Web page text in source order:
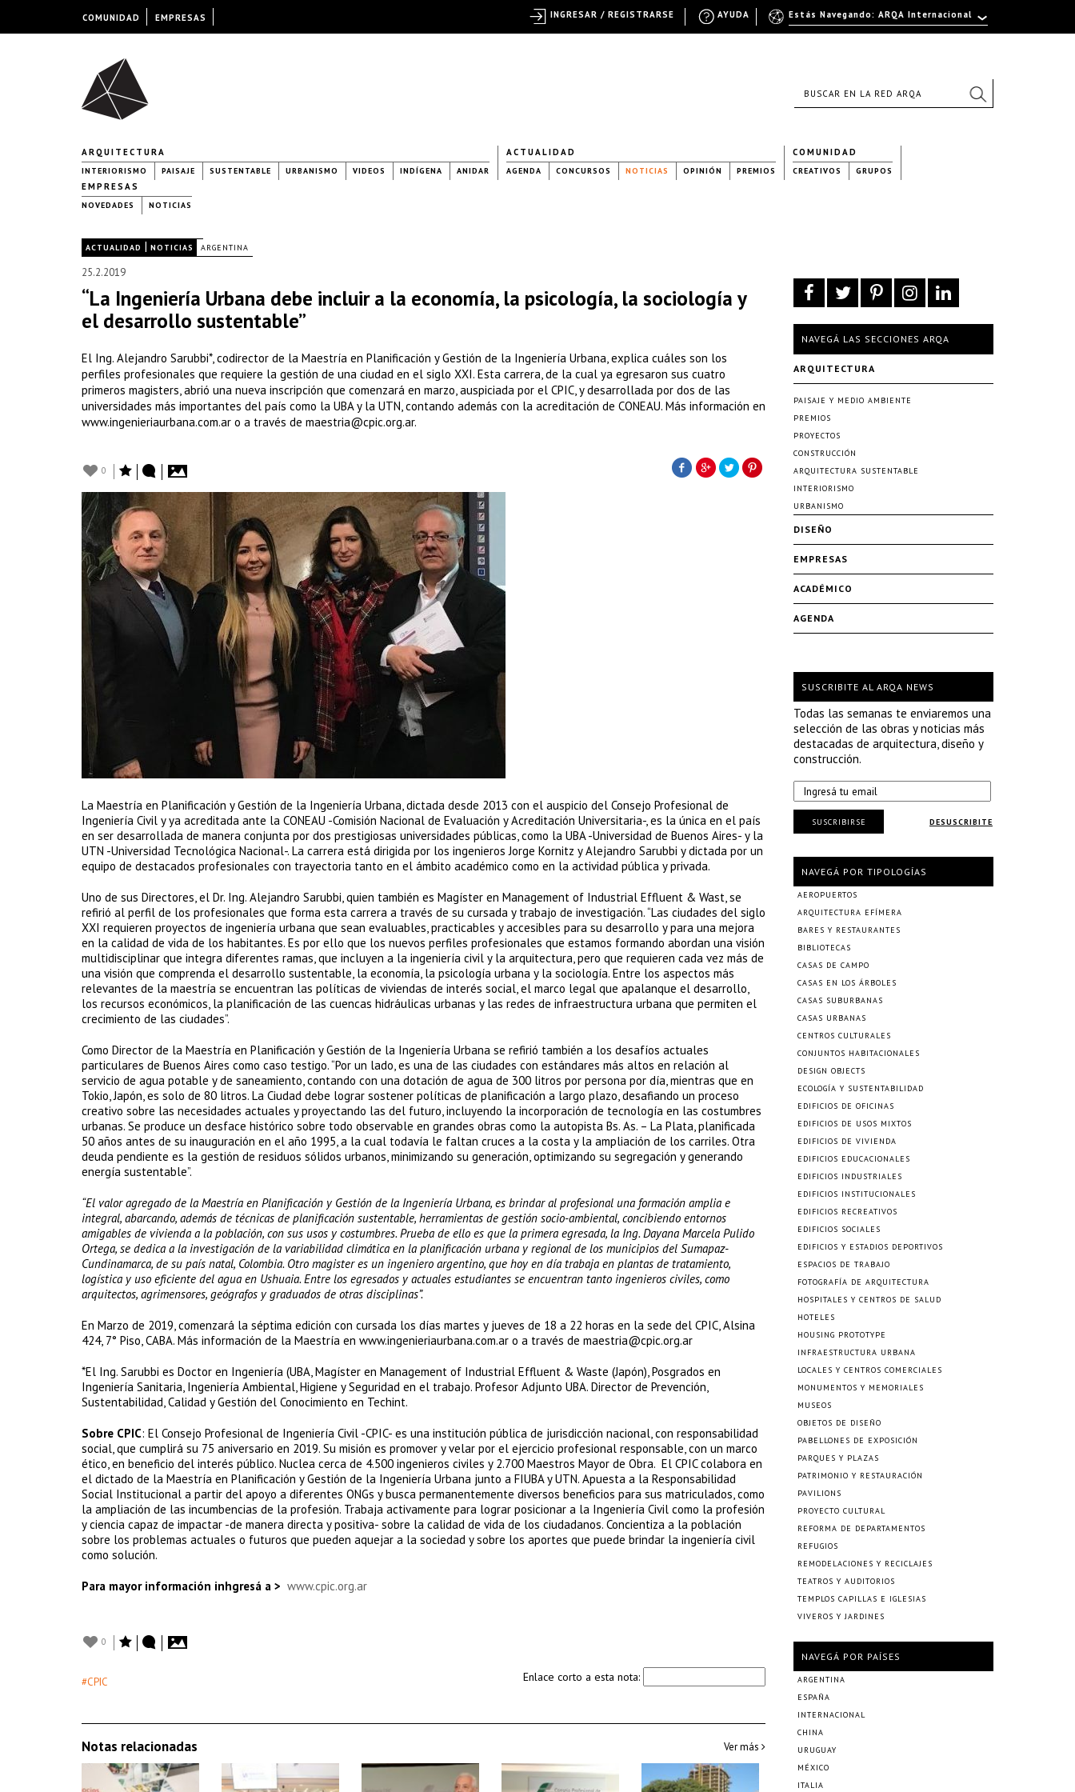
ARQUITECTURA
INTERIORISMO PAISAJE SUSTENTABLE URBANISMO VIDEOS INDÍGENA ANIDAR
ACTUALIDAD
AGENDA CONCURSOS NOTICIAS OPINIÓN PREMIOS
COMUNIDAD
CREATIVOS GRUPOS
EMPRESAS
NOVEDADES NOTICIAS
ACTUALIDAD | NOTICIAS ARGENTINA
25.2.2019
“La Ingeniería Urbana debe incluir a la economía, la psicología, la sociología y
el desarrollo sustentable”
El Ing. Alejandro Sarubbi*, codirector de la Maestría en Planificación y Gestión de la Ingeniería Urbana, explica cuáles son los
perfiles profesionales que requiere la gestión de una ciudad en el siglo XXI. Esta carrera, de la cual ya egresaron sus cuatro
primeros magisters, abrió una nueva inscripción que comenzará en marzo, auspiciada por el CPIC, y desarrollada por dos de las
universidades más importantes del país como la UBA y la UTN, contando además con la acreditación de CONEAU. Más información en
www.ingenieriaurbana.com.ar o a través de maestria@cpic.org.ar.
0
La Maestría en Planificación y Gestión de la Ingeniería Urbana, dictada desde 2013 con el auspicio del Consejo Profesional de
Ingeniería Civil y ya acreditada ante la CONEAU -Comisión Nacional de Evaluación y Acreditación Universitaria-, es la única en el país
en ser desarrollada de manera conjunta por dos prestigiosas universidades públicas, como la UBA -Universidad de Buenos Aires- y la
UTN -Universidad Tecnológica Nacional-. La carrera está dirigida por los ingenieros Jorge Kornitz y Alejandro Sarubbi y dictada por un
equipo de destacados profesionales con trayectoria tanto en el ámbito académico como en la actividad pública y privada.
Uno de sus Directores, el Dr. Ing. Alejandro Sarubbi, quien también es Magíster en Management of Industrial Effluent & Wast, se
refirió al perfil de los profesionales que forma esta carrera a través de su cursada y trabajo de investigación. “Las ciudades del siglo
XXI requieren proyectos de ingeniería urbana que sean evaluables, practicables y accesibles para su desarrollo y para una mejora
en la calidad de vida de los habitantes. Es por ello que los nuevos perfiles profesionales que estamos formando abordan una visión
multidisciplinar que integra diferentes ramas, que incluyen a la ingeniería civil y la arquitectura, pero que requieren cada vez más de
una visión que comprenda el desarrollo sustentable, la economía, la psicología urbana y la sociología. Entre los aspectos más
relevantes de la maestría se encuentran las políticas de viviendas de interés social, el marco legal que apalanque el desarrollo,
los recursos económicos, la planificación de las cuencas hidráulicas urbanas y las redes de infraestructura urbana que permiten el
crecimiento de las ciudades”.
Como Director de la Maestría en Planificación y Gestión de la Ingeniería Urbana se refirió también a los desafíos actuales
particulares de Buenos Aires como caso testigo. “Por un lado, es una de las ciudades con estándares más altos en relación al
servicio de agua potable y de saneamiento, contando con una dotación de agua de 300 litros por persona por día, mientras que en
Tokio, Japón, es solo de 80 litros. La Ciudad debe lograr sostener políticas de planificación a largo plazo, desafiando un proceso
creativo sobre las necesidades actuales y proyectando las del futuro, incluyendo la incorporación de tecnología en las costumbres
urbanas. Se produce un desface histórico sobre todo observable en grandes obras como la autopista Bs. As. – La Plata, planificada
50 años antes de su inauguración en el año 1995, a la cual todavía le faltan cruces a la costa y la ampliación de los carriles. Otra
deuda pendiente es la gestión de residuos sólidos urbanos, minimizando su generación, optimizando su segregación y generando
energía sustentable”.
“El valor agregado de la Maestría en Planificación y Gestión de la Ingeniería Urbana, es brindar al profesional una formación amplia e
integral, abarcando, además de técnicas de planificación sustentable, herramientas de gestión socio-ambiental, concibiendo entornos
amigables de vivienda a la población, con sus usos y costumbres. Prueba de ello es que la primera egresada, la Ing. Dayana Marcela Pulido
Ortega, se dedica a la investigación de la variabilidad climática en la planificación urbana y regional de los municipios del Sumapaz-
Cundinamarca, de su país natal, Colombia. Otro magister es un ingeniero argentino, que hoy en día trabaja en plantas de tratamiento,
logística y uso eficiente del agua en Ushuaia. Entre los egresados y actuales estudiantes se encuentran tanto ingenieros civiles, como
arquitectos, agrimensores, geógrafos y graduados de otras disciplinas”.
En Marzo de 2019, comenzará la séptima edición con cursada los días martes y jueves de 18 a 22 horas en la sede del CPIC, Alsina
424, 7° Piso, CABA. Más información de la Maestría en www.ingenieriaurbana.com.ar o a través de maestria@cpic.org.ar
*El Ing. Sarubbi es Doctor en Ingeniería (UBA, Magíster en Management of Industrial Effluent & Waste (Japón), Posgrados en
Ingeniería Sanitaria, Ingeniería Ambiental, Higiene y Seguridad en el trabajo. Profesor Adjunto UBA. Director de Prevención,
Sustentabilidad, Calidad y Gestión del Conocimiento en Techint.
Sobre CPIC: El Consejo Profesional de Ingeniería Civil -CPIC- es una institución pública de jurisdicción nacional, con responsabilidad
social, que cumplirá su 75 aniversario en 2019. Su misión es promover y velar por el ejercicio profesional responsable, con un marco
ético, en beneficio del interés público. Nuclea cerca de 4.500 ingenieros civiles y 2.700 Maestros Mayor de Obra. El CPIC colabora en
el dictado de la Maestría en Planificación y Gestión de la Ingeniería Urbana junto a FIUBA y UTN. Apuesta a la Responsabilidad
Social Institucional a partir del apoyo a diferentes ONGs y busca permanentemente diversos beneficios para sus matriculados, como
la ampliación de las incumbencias de la profesión. Trabaja activamente para lograr posicionar a la Ingeniería Civil como la profesión
y ciencia capaz de impactar -de manera directa y positiva- sobre la calidad de vida de los ciudadanos. Concientiza a la población
sobre los problemas actuales o futuros que pueden aquejar a la sociedad y sobre los aportes que puede brindar la ingeniería civil
como solución.
Para mayor información inhgresá a > www.cpic.org.ar
0
#CPIC Enlace corto a esta nota:
Notas relacionadas Ver más
NAVEGÁ LAS SECCIONES ARQA
ARQUITECTURA
PAISAJE Y MEDIO AMBIENTE
PREMIOS
PROYECTOS
CONSTRUCCIÓN
ARQUITECTURA SUSTENTABLE
INTERIORISMO
URBANISMO
DISEÑO
EMPRESAS
ACADÉMICO
AGENDA
SUSCRIBITE AL ARQA NEWS
Todas las semanas te enviaremos una
selección de las obras y noticias más
destacadas de arquitectura, diseño y
construcción.
DESUSCRIBITE
SUSCRIBIRSE
NAVEGÁ POR TIPOLOGÍAS
AEROPUERTOS
ARQUITECTURA EFÍMERA
BARES Y RESTAURANTES
BIBLIOTECAS
CASAS DE CAMPO
CASAS EN LOS ÁRBOLES
CASAS SUBURBANAS
CASAS URBANAS
CENTROS CULTURALES
CONJUNTOS HABITACIONALES
DESIGN OBJECTS
ECOLOGÍA Y SUSTENTABILIDAD
EDIFICIOS DE OFICINAS
EDIFICIOS DE USOS MIXTOS
EDIFICIOS DE VIVIENDA
EDIFICIOS EDUCACIONALES
EDIFICIOS INDUSTRIALES
EDIFICIOS INSTITUCIONALES
EDIFICIOS RECREATIVOS
EDIFICIOS SOCIALES
EDIFICIOS Y ESTADIOS DEPORTIVOS
ESPACIOS DE TRABAJO
FOTOGRAFÍA DE ARQUITECTURA
HOSPITALES Y CENTROS DE SALUD
HOTELES
HOUSING PROTOTYPE
INFRAESTRUCTURA URBANA
LOCALES Y CENTROS COMERCIALES
MONUMENTOS Y MEMORIALES
MUSEOS
OBJETOS DE DISEÑO
PABELLONES DE EXPOSICIÓN
PARQUES Y PLAZAS
PATRIMONIO Y RESTAURACIÓN
PAVILIONS
PROYECTO CULTURAL
REFORMA DE DEPARTAMENTOS
REFUGIOS
REMODELACIONES Y RECICLAJES
TEATROS Y AUDITORIOS
TEMPLOS CAPILLAS E IGLESIAS
VIVEROS Y JARDINES
NAVEGÁ POR PAÍSES
ARGENTINA
ESPAÑA
INTERNACIONAL
CHINA
URUGUAY
MÉXICO
ITALIA
COMUNIDAD EMPRESAS Estás Navegando: ARQA Internacional
AYUDA
INGRESAR / REGISTRARSE